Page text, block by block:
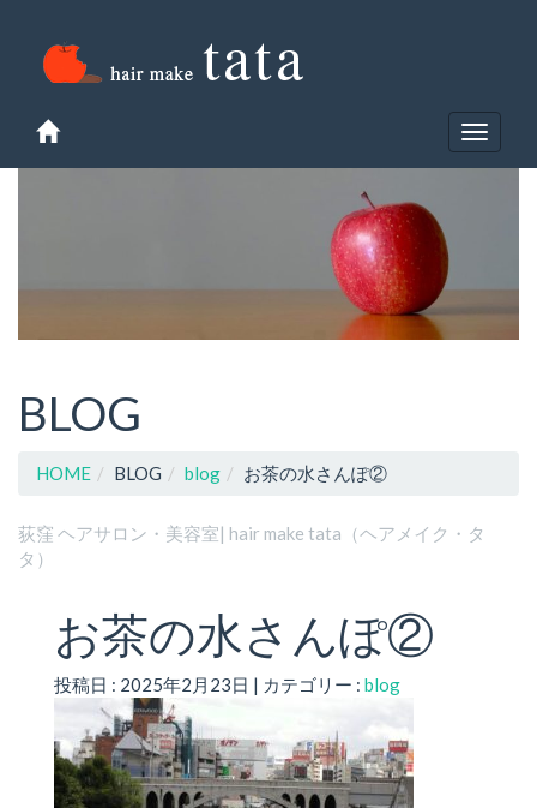
Toggle
BLOG
HOME BLOG blog お茶の水さんぽ②
荻窪 ヘアサロン・美容室| hair make tata（ヘアメイク・タ
タ）
お茶の水さんぽ②
投稿日 : 2025年2月23日 | カテゴリー : blog